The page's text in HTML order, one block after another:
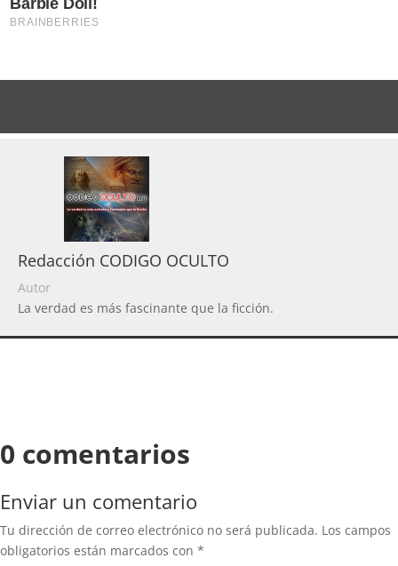
Redacción CODIGO OCULTO
Autor
La verdad es más fascinante que la ficción.
0 comentarios
Enviar un comentario
Tu dirección de correo electrónico no será publicada. Los campos
obligatorios están marcados con *